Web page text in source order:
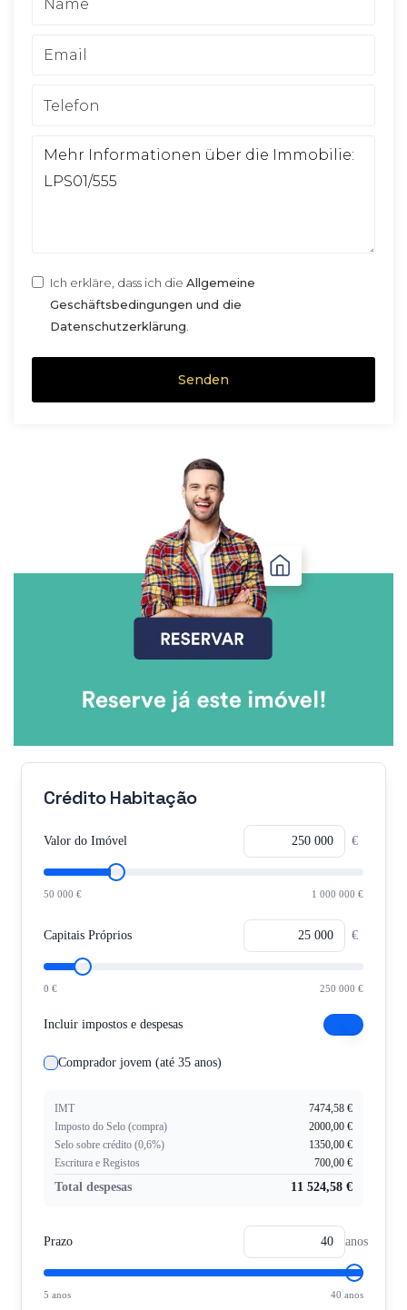
Ich erkläre, dass ich die Allgemeine
Geschäftsbedingungen und die
Datenschutzerklärung
Senden